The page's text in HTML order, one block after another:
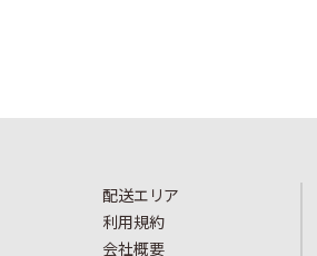
配送エリア
利用規約
会社概要